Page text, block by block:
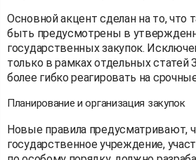
Основной акцент сделан на то, что
быть предусмотрены в
государственных закупок.
только в рамках отдельных статей
более гибко реагировать на
Планирование и организация закупок
Новые правила предусматривают,
государственное учреждение,